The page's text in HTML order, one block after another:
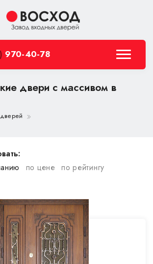
970-40-78
двери с массивом в
по цене по рейтингу